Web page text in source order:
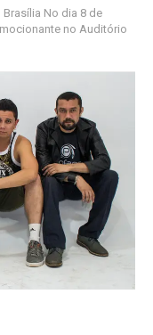
Brasília No dia 8 de
no Auditório